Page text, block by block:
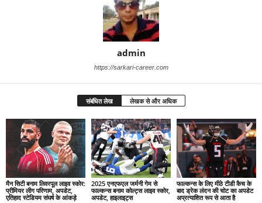
admin
https://sarkari-career.com
संबंधित लेख लेखक से और अधिक
मैन सिटी बनाम लिवरपूल लाइव स्कोर:
प्रीमियर लीग परिणाम, अपडेट,
एतिहाद स्टेडियम संघर्ष के आंकड़े
2025 एनएफएल जर्मनी गेम से
फाल्कन्स बनाम कोल्ट्स लाइव स्कोर,
अपडेट, हाइलाइट्स
फाल्कन्स के लिए मीठे टीडी कैच के
बाद ड्रेक लंदन की चोट का अपडेट
अप्रत्याशित रूप से आता है